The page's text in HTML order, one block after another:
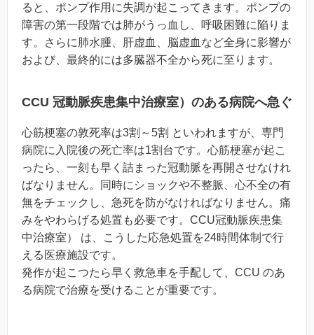
ると、ポンプ作用に失調が起こってきます。ポンプの
障害の第一段階では肺がうっ血し、呼吸困難に陥りま
す。さらに肺水腫、肝虚血、脳虚血など全身に影響が
および、最終的には多臓器不全から死に至ります。
CCU 冠動脈疾患集中治療室）のある病院へ急ぐ
心筋梗塞の敦死率は3割～5割 といわれますが、専門
病院に入院後の死亡率は1割台です。心筋梗塞が起こ
ったら、一刻も早く詰まった冠動脈を再開させなけれ
ばなりません。同時にショックや不整脈、心不全の有
無をチェックし、急死を防がなければなりません。痛
みをやわらげる処置も必要です。CCU冠動脈疾患集
中治療室） は、こうした応急処置を24時間体制で行
える医療施設です。
発作が起こつたら早く救急車を手配して、CCU のあ
る病院で治療を受けることが重要です。